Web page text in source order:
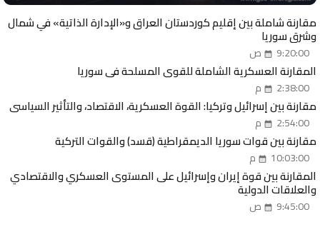
مقارنة شاملة بين إقليم كوردستان العراق و«الإدارة الذاتية» في شمال
وشرق سوريا
9:20:00 ص
المقارنة العسكرية الشاملة للقوى المسلحة في سوريا
2:38:00 م
مقارنة بين إسرائيل وتركيا: القوة العسكرية، الاقتصاد، والتأثير السياسي
2:54:00 م
مقارنة بين قوات سوريا الديمقراطية (قسد) والقوات التركية
10:03:00 م
المقارنة بين قوة إيران وإسرائيل على المستوى العسكري والاقتصادي
والعلاقات الدولية
9:45:00 ص